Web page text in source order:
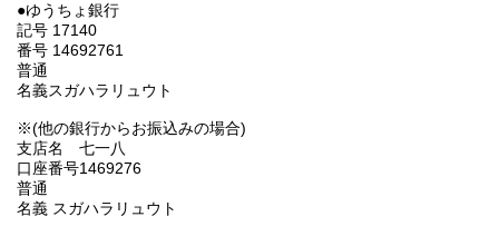
●ゆうちょ銀行
記号 17140
番号 14692761
普通
名義スガハラリュウト
※(他の銀行からお振込みの場合)
支店名 七一八
口座番号1469276
普通
名義 スガハラリュウト